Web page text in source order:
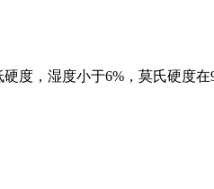
度，湿度小于6%，莫氏硬度